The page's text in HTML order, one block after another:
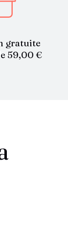
gratuite
59,00 €